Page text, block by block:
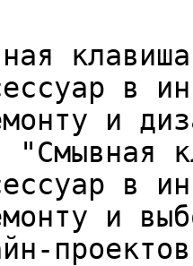
клавиша
в
и
в
и